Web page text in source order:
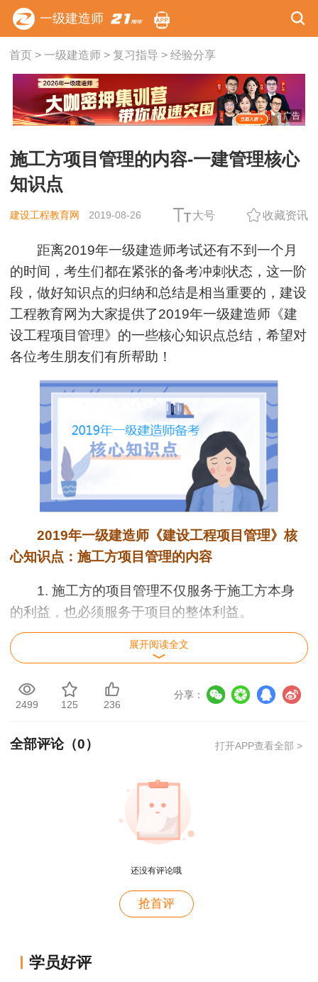
一级建造师
首页> 一级建造师> 复习指导 > 经验分享
广告
施工方项目管理的内容-一建管理核心
知识点
建设工程教育网 2019-08-26 大号 收藏资讯
距离2019年一级建造师考试还有不到一个月
的时间，考生们都在紧张的备考冲刺状态，这一阶
段，做好知识点的归纳和总结是相当重要的，建设
工程教育网为大家提供了2019年一级建造师《建
设工程项目管理》的一些核心知识点总结，希望对
各位考生朋友们有所帮助！
2019年一级建造师《建设工程项目管理》核
心知识点：施工方项目管理的内容
1. 施工方的项目管理不仅服务于施工方本身
的利益，也必须服务于项目的整体利益。
2. 指定分包，签约前必须得到施工总承包方
或施工总承包管理方的认可，施工总承包方或施工
总承包管理方应对合同规定的工期目标和质量目标
负责。
3. 施工总承包方或施工总承包管理方应对合
务（或称代表业主利益）的工程项目管理的咨询服
务，这属于业主方项目管理的范畴。在国际上，工
程项目管理咨询公司不仅为业主提供服务，也向施
【例题】关于施工方项目管理的说法，正确的
A.可以采用工程施工总承包管理模式
展开阅读全文
2499 125 236
分享：
全部评论（0） 打开APP查看全部 >
还没有评论哦
抢首评
学员好评
用户cd****18